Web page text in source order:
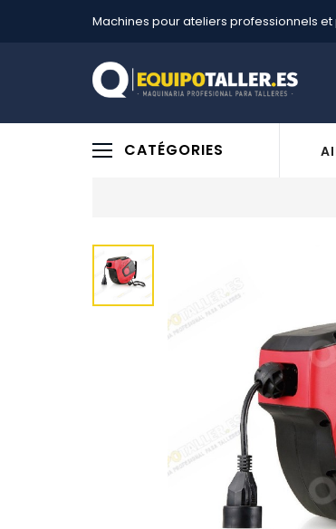
Machines pour ateliers professionnels et
CATÉGORIES